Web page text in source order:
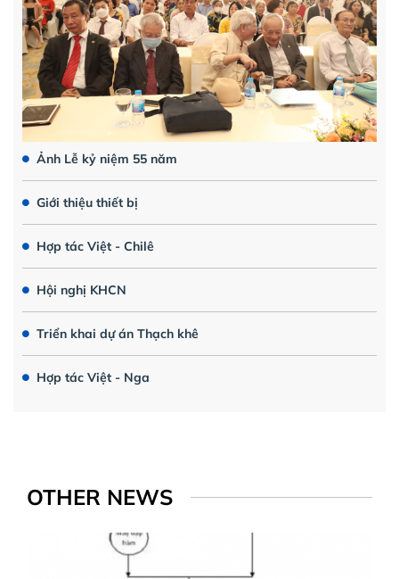
Ảnh Lễ kỷ niệm 55 năm
Giới thiệu thiết bị
Hợp tác Việt - Chilê
Hội nghị KHCN
Triển khai dự án Thạch khê
Hợp tác Việt - Nga
OTHER NEWS